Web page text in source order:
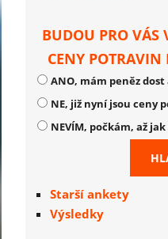
BUDOU PRO VÁS
CENY
ANO, mám peněz
NE, již nyní jsou ceny
NEVÍM, počkám, až
Starší ankety
Výsledky